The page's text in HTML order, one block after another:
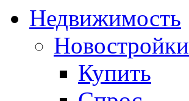
Недвижимость
Новостройки
Купить